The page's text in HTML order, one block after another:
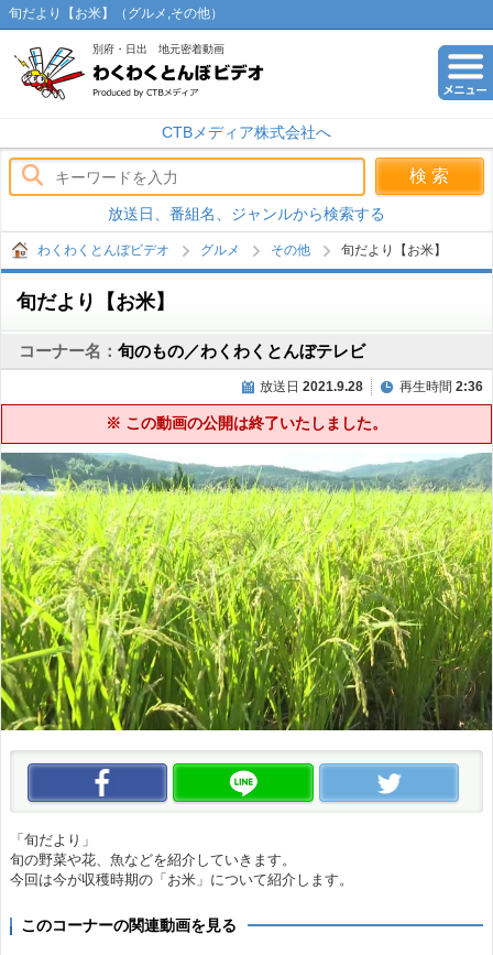
旬だより【お米】（グルメ,その他）
別府・日出 地元密着動画
CTBメディア株式会社へ
放送日、番組名、ジャンルから検索する
わくわくとんぼビデオ グルメ その他 旬だより【お米】
旬だより【お米】
コーナー名： 旬のもの／わくわくとんぼテレビ
放送日 2021.9.28 再生時間 2:36
※ この動画の公開は終了いたしました。
この動画をいいね！ この動画をLINEで送る
「旬だより」
旬の野菜や花、魚などを紹介していきます。
今回は今が収穫時期の「お米」について紹介します。
このコーナーの関連動画を見る